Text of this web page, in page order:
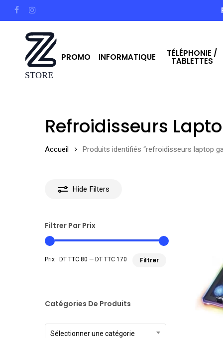
to
facebookinstagram
PROMO INFORMATIQUE TÉLÉPHONIE /
TABLETTES
Refroidisseurs
Accueil Produits identifiés “refroidisseurs laptop
Hide Filters
Filtrer Par Prix
Filtrer
Prix : DT TTC 80 — DT TTC 170
Catégories De Produits
Sélectionner une catégorie